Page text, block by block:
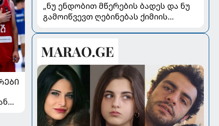
„ნუ ენდობით მწერების ბადეს და ნუ
გამოიწვევთ ღებინებას ქიმიის
პედიატრ სალომე ახვლედიანის
რჩევები